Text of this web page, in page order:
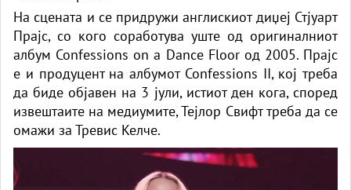
На сцената и се придружи англискиот диџеј Стјуарт
Прајс, со кого соработува уште од оригиналниот
албум Confessions on a Dance Floor од 2005. Прајс
е и продуцент на албумот Confessions II, кој треба
да биде објавен на 3 јули, истиот ден кога, според
извештаите на медиумите, Тејлор Свифт треба да се
омажи за Тревис Келче.